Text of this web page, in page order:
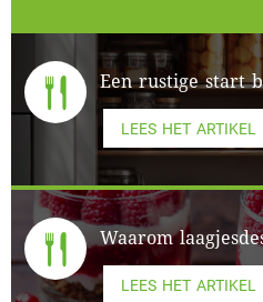
Een rustige start
LEES HET ARTIKEL
Waarom
LEES HET ARTIKEL